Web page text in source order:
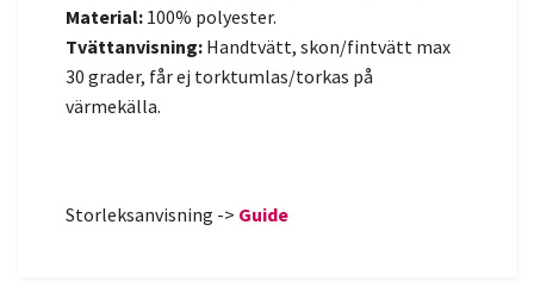
Material: 100% polyester.
Tvättanvisning: Handtvätt, skon/fintvätt max
30 grader, får ej torktumlas/torkas på
värmekälla.
Storleksanvisning -> Guide